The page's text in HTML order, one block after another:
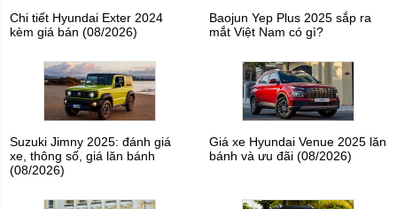
Chi tiết Hyundai Exter 2024
kèm giá bán (08/2026)
Baojun Yep Plus 2025 sắp ra
mắt Việt Nam có gì?
Suzuki Jimny 2025: đánh giá
xe, thông số, giá lăn bánh
(08/2026)
Giá xe Hyundai Venue 2025 lăn
bánh và ưu đãi (08/2026)